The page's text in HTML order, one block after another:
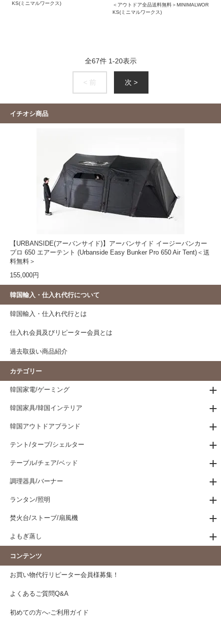
KS(ミニマルワークス)
＜アウトドア全品送料無料＞MINIMALWOR
KS(ミニマルワークス)
全67件 1-20表示
< 前 次 >
イチオシ商品
【URBANSIDE(アーバンサイド)】アーバンサイド イージーバンカー
プロ 650 エアーテント (Urbanside Easy Bunker Pro 650 Air Tent)＜送
料無料＞
155,000円
韓国輸入・仕入れ代行について
韓国輸入・仕入れ代行とは
仕入れ会員及びリピーター会員とは
過去取扱い商品紹介
カテゴリー
韓国家電/ゲーミング
韓国家具/韓国インテリア
韓国アウトドアブランド
テント/タープ/シェルター
テーブル/チェア/ベッド
調理器具/バーナー
ランタン/照明
焚火台/ストーブ/扇風機
よもぎ蒸し
コンテンツ
お買い物代行リピーター会員様募集！
よくあるご質問Q&A
初めての方へ-ご利用ガイド